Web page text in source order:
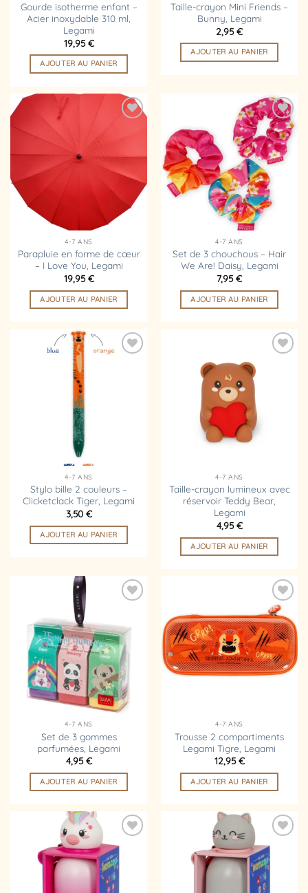
Gourde isotherme enfant –
Acier inoxydable 310 ml,
Legami
19,95€
AJOUTER AU PANIER
Taille-crayon Mini Friends –
Bunny, Legami
2,95€
AJOUTER AU PANIER
à la
d’envies
4-7 ANS
Parapluie en forme de cœur
– I Love You, Legami
19,95€
AJOUTER AU PANIER
Ajouter
à la
liste
d’envies
4-7 ANS
Set de 3 chouchous – Hair
We Are! Daisy, Legami
7,95€
AJOUTER AU PANIER
4-7 ANS
Stylo bille 2 couleurs –
Clicketclack Tiger, Legami
3,50 €
AJOUTER AU PANIER
4-7 ANS
Taille-crayon lumineux avec
réservoir Teddy Bear,
Legami
4,95€
AJOUTER AU PANIER
liste
d’envies
4-7 ANS
Set de 3 gommes
parfumées, Legami
4,95€
AJOUTER AU PANIER
Ajouter
à la
liste
d’envies
4-7 ANS
Trousse 2 compartiments
Legami Tigre, Legami
12,95€
AJOUTER AU PANIER
Ajouter
liste
d’envies
Ajouter
liste
d’envies